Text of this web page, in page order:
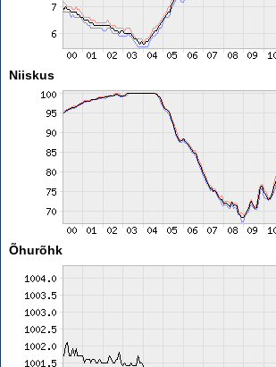
Niiskus
Õhurõhk